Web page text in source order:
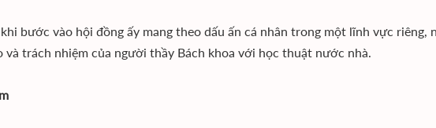
bước vào hội đồng ấy mang theo dấu ấn cá nhân trong một lĩnh vực riêng,
và trách nhiệm của người thầy Bách khoa với học thuật nước nhà.